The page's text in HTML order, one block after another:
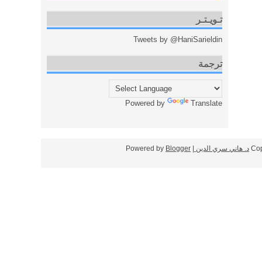
تـويـتـر
Tweets by @HaniSarieldin
ترجمة
Powered by Translate
د. هاني سري الدين | Powered by
Blogger